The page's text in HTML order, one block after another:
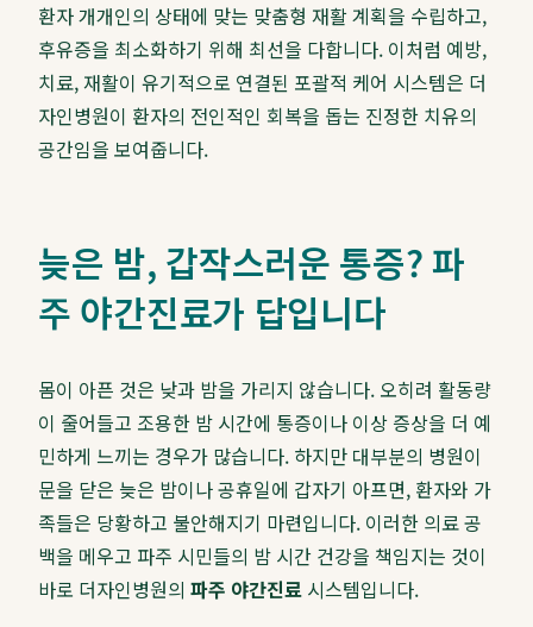
환자 개개인의 상태에 맞는 맞춤형 재활 계획을 수립하고,
후유증을 최소화하기 위해 최선을 다합니다. 이처럼 예방,
치료, 재활이 유기적으로 연결된 포괄적 케어 시스템은 더
자인병원이 환자의 전인적인 회복을 돕는 진정한 치유의
공간임을 보여줍니다.
늦은 밤, 갑작스러운 통증? 파
주 야간진료가 답입니다
몸이 아픈 것은 낮과 밤을 가리지 않습니다. 오히려 활동량
이 줄어들고 조용한 밤 시간에 통증이나 이상 증상을 더 예
민하게 느끼는 경우가 많습니다. 하지만 대부분의 병원이
문을 닫은 늦은 밤이나 공휴일에 갑자기 아프면, 환자와 가
족들은 당황하고 불안해지기 마련입니다. 이러한 의료 공
백을 메우고 파주 시민들의 밤 시간 건강을 책임지는 것이
바로 더자인병원의 파주 야간진료 시스템입니다.